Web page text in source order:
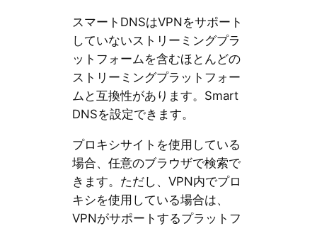
スマートDNSはVPNをサポート
していないストリーミングプラ
ットフォームを含むほとんどの
ストリーミングプラットフォー
ムと互換性があります。Smart
DNSを設定できます。
プロキシサイトを使用している
場合、任意のブラウザで検索で
きます。ただし、VPN内でプロ
キシを使用している場合は、
VPNがサポートするプラットフ